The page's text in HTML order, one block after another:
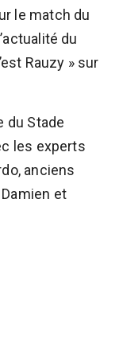
le match du
du
Rauzy » sur
du Stade
les experts
anciens
et